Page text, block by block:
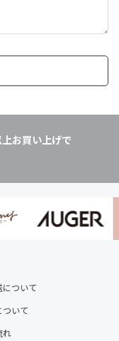
お買い上げで
について
ついて
れ